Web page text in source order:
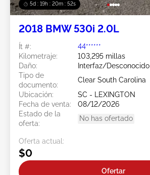
5d : 19h : 20m : 49s
2018 BMW 530i 2.0L
Ít #:
44******
Kilometraje:
103,295 millas
Daño:
Interfaz/Desconocido
Tipo de
documento:
Clear South Carolina
Ubicación:
SC - LEXINGTON
Fecha de venta:
08/12/2026
Estado de la
oferta:
No has ofertado
Oferta actual:
$0
Ofertar